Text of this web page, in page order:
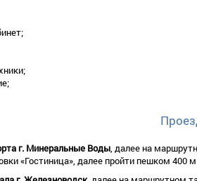
«Люкс» оформлен в пастельной гамме.
и спальни.
кровать в спальне, мягкая мебель в
«Люкс» оформлен в пастельной гамме.
и спальни.
кровать в спальне, мягкая мебель в
г. Минеральные Воды, далее на
«Гостиница», далее пройти пешком 400